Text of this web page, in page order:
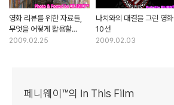
영화 리뷰를 위한 자료들,
무엇을 어떻게 활용할
것인가?
2009.02.25
나치와의 대결을 그린 영화
10선
2009.02.03
페니웨이™의 In This Film